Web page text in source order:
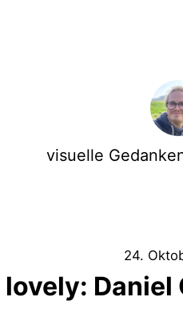
visuelle
24.
lovely: